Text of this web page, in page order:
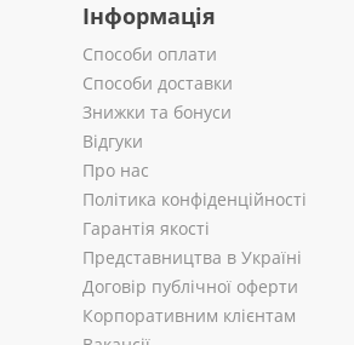
Інформація
Способи оплати
Способи доставки
Знижки та бонуси
Відгуки
Про нас
Політика конфіденційності
Гарантія якості
Представництва в Україні
Договір публічної оферти
Корпоративним клієнтам